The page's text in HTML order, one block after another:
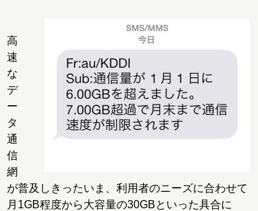
高
速
な
デ
ー
タ
通
信
網
が普及しきったいま、利用者のニーズに合わせて
月1GB程度から大容量の30GBといった具合に